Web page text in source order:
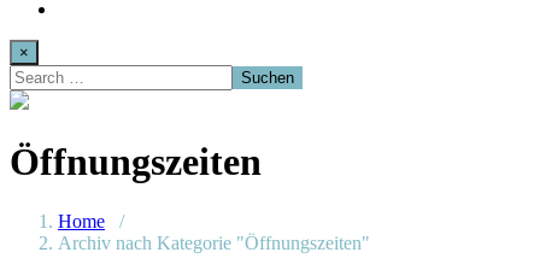
×
Öffnungszeiten
Home /
Archiv nach Kategorie "Öffnungszeiten"